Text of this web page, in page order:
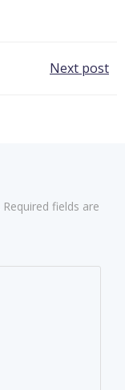
Next post
Required fields are